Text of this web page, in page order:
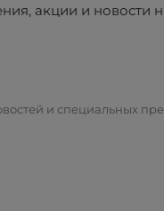
акции и новости
и специальных